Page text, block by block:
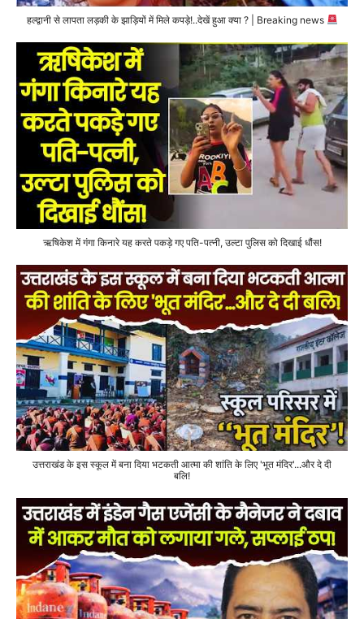
हल्द्वानी से लापता लड़की के झाड़ियों में मिले कपड़े!..देखें हुआ क्या ? | Breaking news
ऋषिकेश में गंगा किनारे यह करते पकड़े गए पति-पत्नी, उल्टा पुलिस को दिखाई धौंस!
उत्तराखंड के इस स्कूल में बना दिया भटकती आत्मा की शांति के लिए 'भूत मंदिर'...और दे दी
बलि!